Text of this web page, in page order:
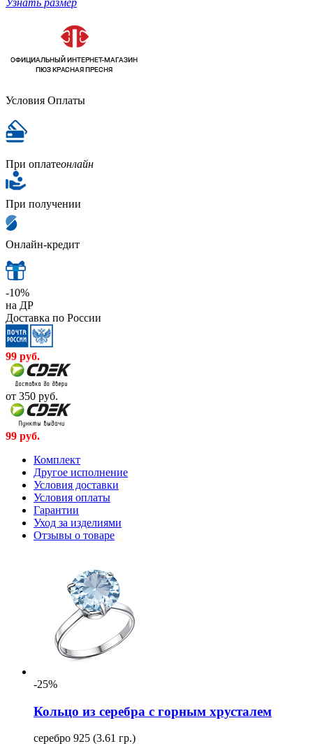
Узнать размер
Условия Оплаты
При оплатеонлайн
При получении
Онлайн-кредит
-10%
на ДР
Доставка по России
99 руб.
от 350 руб.
99 руб.
Комплект
Другое исполнение
Условия доставки
Условия оплаты
Гарантии
Уход за изделиями
Отзывы о товаре
-25%
Кольцо из серебра с горным хрусталем
серебро 925 (3.61 гр.)